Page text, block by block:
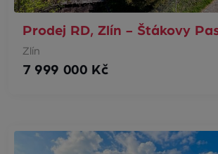
Prodej RD, Zlín - Štákovy
Zlín
7 999 000 Kč